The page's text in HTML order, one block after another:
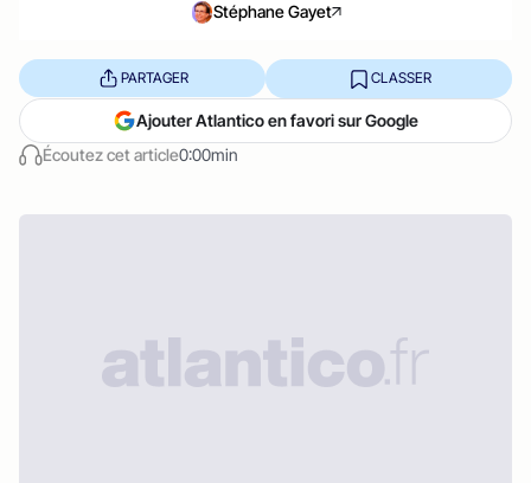
Stéphane Gayet
Écoutez cet article0:00min
PARTAGER CLASSER
Ajouter Atlantico en favori sur Google